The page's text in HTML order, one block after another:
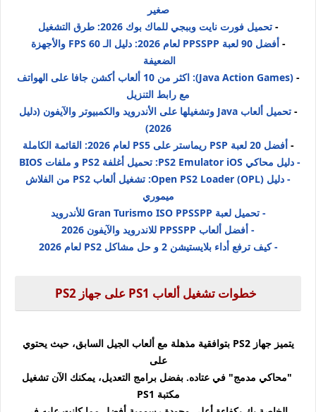
صغير
-تحميل فورت نايت وببجي للماك بوك 2026: طرق التشغيل
-
أفضل 90 لعبة PPSSPP لعام 2026: دليل الـ 60 FPS والأجهزة
الضعيفة
-
(Java Action Games): اكثر من 10 ألعاب أكشن جافا على الهواتف
مع رابط التنزيل
-
تحميل ألعاب Java وتشغيلها على الأندرويد والكمبيوتر والآيفون (دليل
2026)
-أفضل 20 لعبة PSP ريماستر على PS5 لعام 2026: القائمة الكاملة
- دليل محاكي PS2 Emulator iOS: تحميل أغلفة PS2 و ملفات BIOS
-
دليل Open PS2 Loader (OPL): تشغيل ألعاب PS2 من الفلاش
ميموري
- تحميل لعبة Gran Turismo ISO PPSSPP للأندرويد
- أفضل ألعاب PPSSPP للاندرويد والآيفون 2026
- كيف ترفع أداء بلايستيشن 2 و حل مشاكل PS2 لعام 2026
خطوات تشغيل ألعاب PS1 على جهاز PS2
يتميز جهاز PS2 بتوافقية مذهلة مع ألعاب الجيل السابق، حيث يحتوي
على
"محاكي مدمج" في عتاده. بفضل برامج التعديل، يمكنك الآن تشغيل
مكتبة PS1